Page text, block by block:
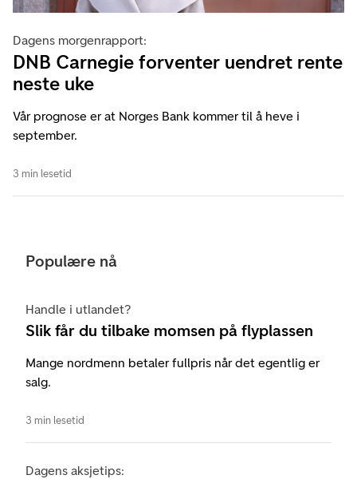
Dagens morgenrapport:
DNB Carnegie forventer uendret rente
neste uke
Vår prognose er at Norges Bank kommer til å heve i
september.
3 min lesetid
Populære nå
Handle i utlandet?
Slik får du tilbake momsen på flyplassen
Mange nordmenn betaler fullpris når det egentlig er
salg.
3 min lesetid
Dagens aksjetips: